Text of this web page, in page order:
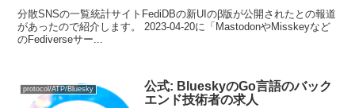
分散SNSの一覧統計サイトFediDBの新UIのβ版が公開されたとの報道
があったので紹介します。 2023-04-20に「MastodonやMisskeyなど
のFediverseサー...
protocol/ATP/Bluesky
公式: BlueskyのGo言語のバック
エンド技術者の求人